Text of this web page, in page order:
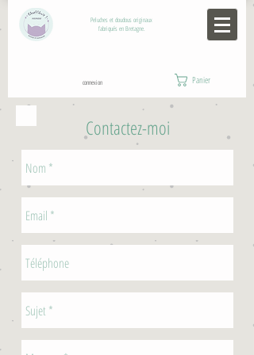
Peluches et doudous originaux
fabriqués en Bretagne.
connexion Panier
Contactez-moi